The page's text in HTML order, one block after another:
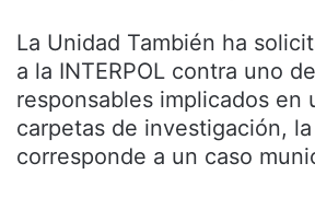
La Unidad También ha
a la INTERPOL contra uno
responsables implicados en
carpetas de investigación,
corresponde a un caso